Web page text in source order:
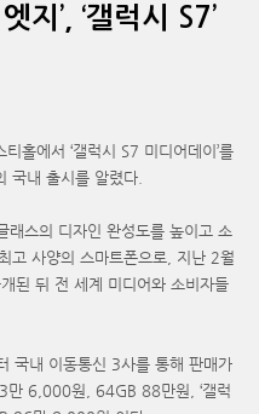
지’, ‘갤럭시 S7’
홀에서 ‘갤럭시 S7 미디어데이’를
국내 출시를 알렸다.
래스의 디자인 완성도를 높이고 소
고 사양의 스마트폰으로, 지난 2월
된 뒤 전 세계 미디어와 소비자들
국내 이동통신 3사를 통해 판매가
만 6,000원, 64GB 88만원, ‘갤럭